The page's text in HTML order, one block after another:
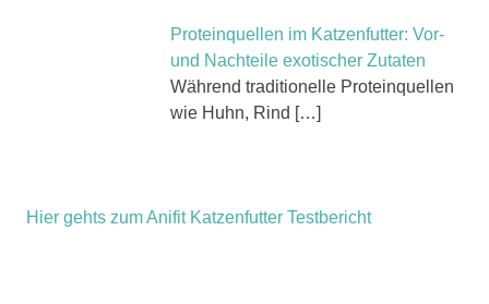
Proteinquellen im Katzenfutter: Vor-
und Nachteile exotischer Zutaten
Während traditionelle Proteinquellen
wie Huhn, Rind […]
Hier gehts zum Anifit Katzenfutter Testbericht